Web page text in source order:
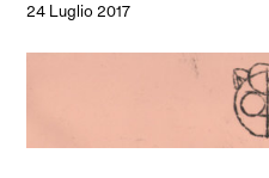
24 Luglio 2017